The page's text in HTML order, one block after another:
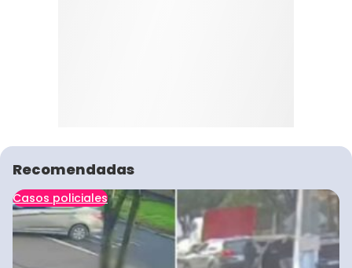
Recomendadas
Casos policiales